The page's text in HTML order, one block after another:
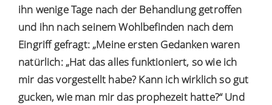
ihn wenige Tage nach der Behandlung getroffen
und ihn nach seinem Wohlbefinden nach dem
Eingriff gefragt: „Meine ersten Gedanken waren
natürlich: „Hat das alles funktioniert, so wie ich
mir das vorgestellt habe? Kann ich wirklich so gut
gucken, wie man mir das prophezeit hatte?“ Und